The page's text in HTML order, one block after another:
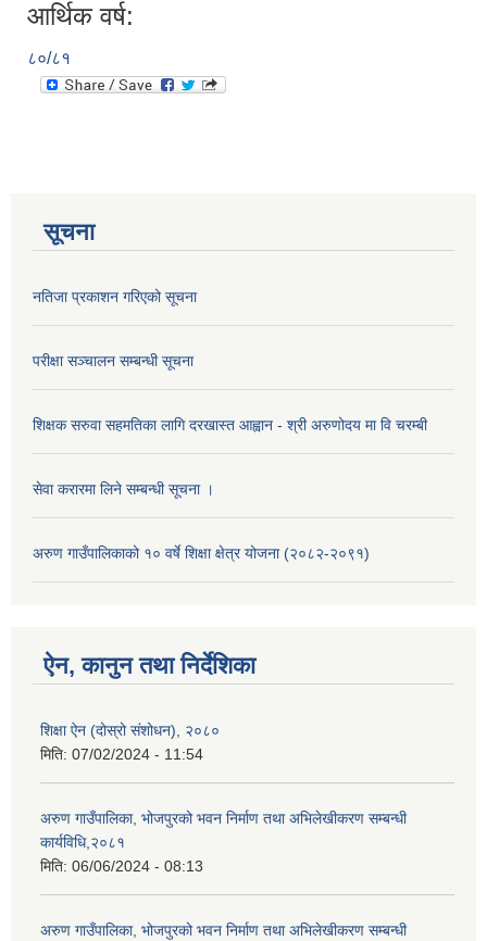
आर्थिक वर्ष:
८०/८१
सूचना
नतिजा प्रकाशन गरिएको सूचना
परीक्षा सञ्चालन सम्बन्धी सूचना
शिक्षक सरुवा सहमतिका लागि दरखास्त आह्वान - श्री अरुणोदय मा वि चरम्बी
सेवा करारमा लिने सम्बन्धी सूचना ।
अरुण गाउँपालिकाको १० वर्षे शिक्षा क्षेत्र योजना (२०८२-२०९१)
ऐन, कानुन तथा निर्देशिका
शिक्षा ऐन (दोस्रो संशोधन), २०८०
मिति: 07/02/2024 - 11:54
अरुण गाउँपालिका, भोजपुरको भवन निर्माण तथा अभिलेखीकरण सम्बन्धी
कार्यविधि,२०८१
मिति: 06/06/2024 - 08:13
अरुण गाउँपालिका, भोजपुरको भवन निर्माण तथा अभिलेखीकरण सम्बन्धी